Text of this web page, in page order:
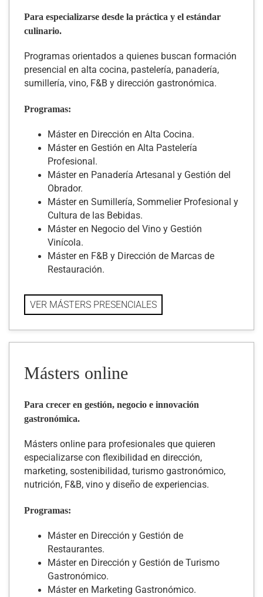
Para especializarse desde la práctica y el estándar
culinario.
Programas orientados a quienes buscan formación
presencial en alta cocina, pastelería, panadería,
sumillería, vino, F&B y dirección gastronómica.
Programas:
Máster en Dirección en Alta Cocina.
Máster en Gestión en Alta Pastelería
Profesional.
Máster en Panadería Artesanal y Gestión del
Obrador.
Máster en Sumillería, Sommelier Profesional y
Cultura de las Bebidas.
Máster en Negocio del Vino y Gestión
Vinícola.
Máster en F&B y Dirección de Marcas de
Restauración.
VER MÁSTERS PRESENCIALES
Másters online
Para crecer en gestión, negocio e innovación
gastronómica.
Másters online para profesionales que quieren
especializarse con flexibilidad en dirección,
marketing, sostenibilidad, turismo gastronómico,
nutrición, F&B, vino y diseño de experiencias.
Programas:
Máster en Dirección y Gestión de
Restaurantes.
Máster en Dirección y Gestión de Turismo
Gastronómico.
Máster en Marketing Gastronómico.